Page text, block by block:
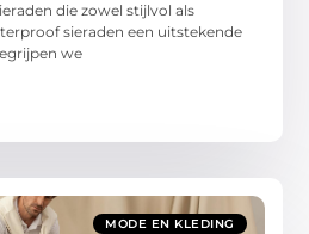
die zowel stijlvol als
sieraden een uitstekende
we
MODE EN KLEDING